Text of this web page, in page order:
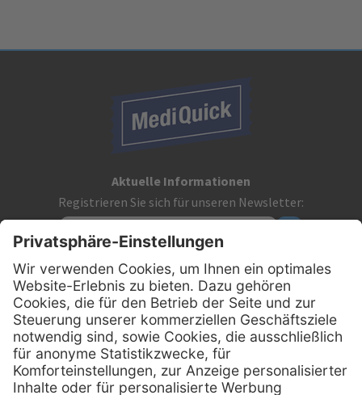
Aktuelle Informationen
Registrieren Sie sich für unseren Newsletter:
Kontakt
MediQuick Arzt- und Krankenhausbedarfshandel GmbH
Hans-Wunderlich-Straße 7
D-49078 Osnabrück
Telefon:0800 - 633 43 66